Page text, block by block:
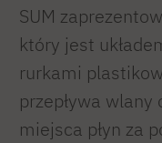
SUM
który jest
rurkami
przepływa
miejsca płyn za